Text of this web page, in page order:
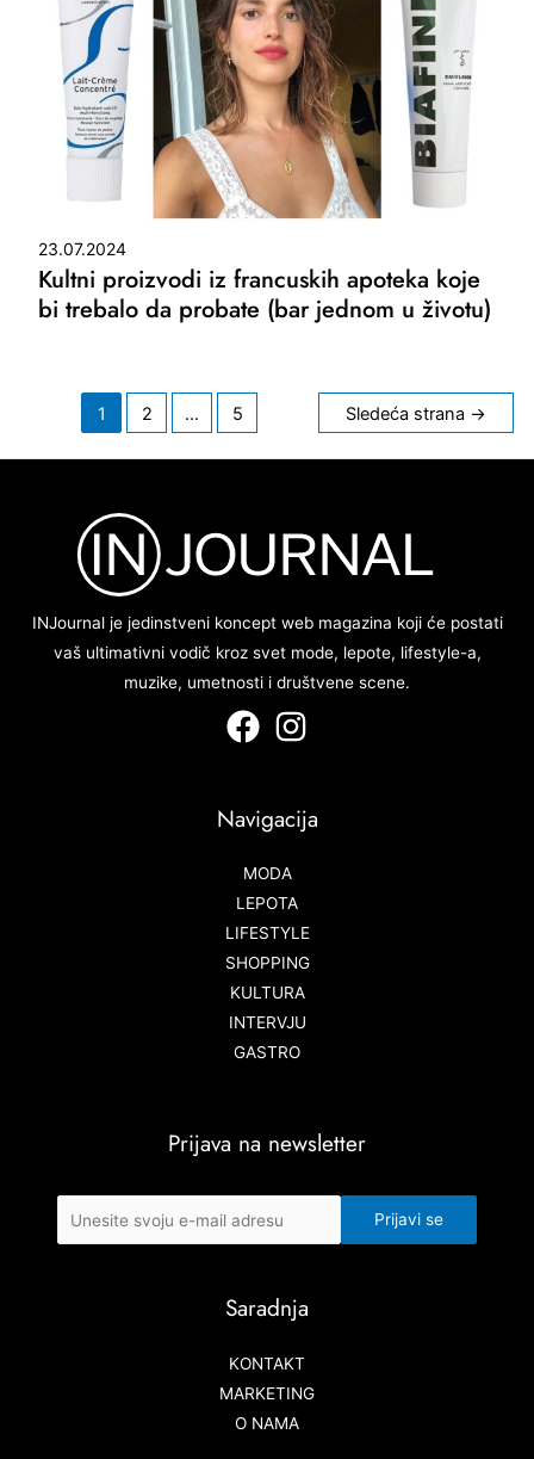
23.07.2024
Kultni proizvodi iz francuskih apoteka koje
bi trebalo da probate (bar jednom u životu)
1 2 … 5 Sledeća strana →
INJournal je jedinstveni koncept web magazina koji će postati
vaš ultimativni vodič kroz svet mode, lepote, lifestyle-a,
muzike, umetnosti i društvene scene.
Navigacija
MODA
LEPOTA
LIFESTYLE
SHOPPING
KULTURA
INTERVJU
GASTRO
Prijava na newsletter
Saradnja
KONTAKT
MARKETING
O NAMA